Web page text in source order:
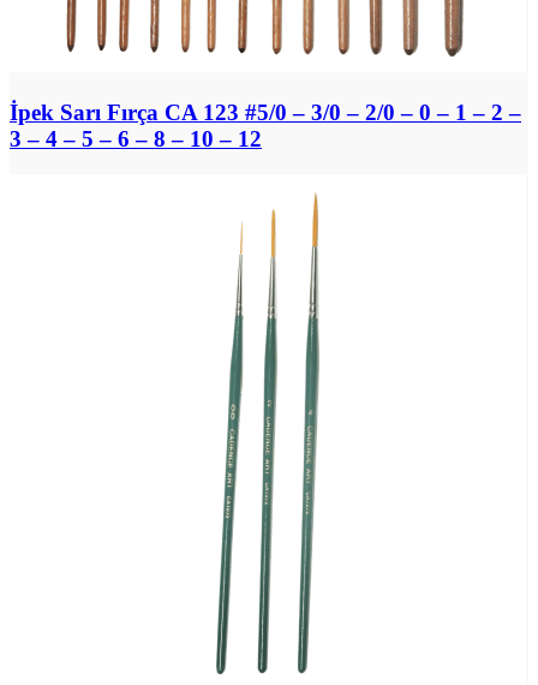
İpek Sarı Fırça CA 123 #5/0 – 3/0 – 2/0 – 0 – 1 – 2 –
3 – 4 – 5 – 6 – 8 – 10 – 12